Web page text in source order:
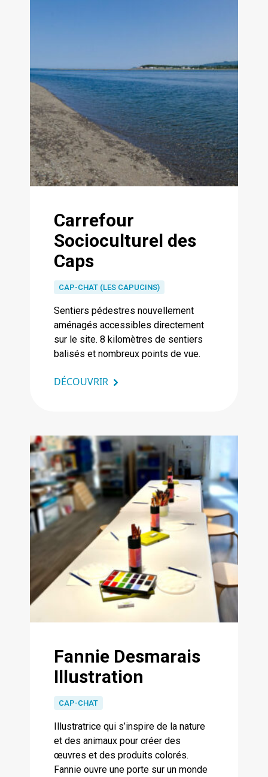
Carrefour
Socioculturel des
Caps
CAP-CHAT (LES CAPUCINS)
Sentiers pédestres nouvellement
aménagés accessibles directement
sur le site. 8 kilomètres de sentiers
balisés et nombreux points de vue.
DÉCOUVRIR
Fannie Desmarais
Illustration
CAP-CHAT
Illustratrice qui s’inspire de la nature
et des animaux pour créer des
œuvres et des produits colorés.
Fannie ouvre une porte sur un monde